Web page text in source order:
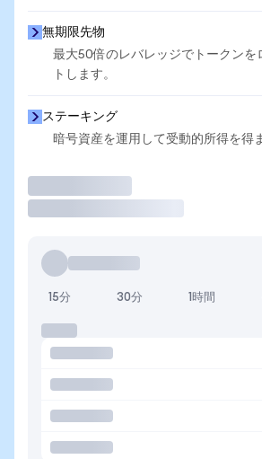
無期限先物
最大50倍のレバレッジでトークンを
トします。
ステーキング
暗号資産を運用して受動的所得を得
15分 30分 1時間